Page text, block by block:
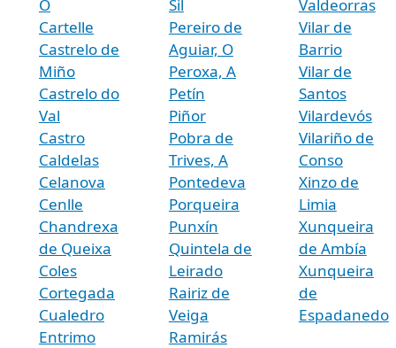
O
Cartelle
Castrelo de
Miño
Castrelo do
Val
Castro
Caldelas
Celanova
Cenlle
Chandrexa
de Queixa
Coles
Cortegada
Cualedro
Entrimo
Sil
Pereiro de
Aguiar, O
Peroxa, A
Petín
Piñor
Pobra de
Trives, A
Pontedeva
Porqueira
Punxín
Quintela de
Leirado
Rairiz de
Veiga
Ramirás
Valdeorras
Vilar de
Barrio
Vilar de
Santos
Vilardevós
Vilariño de
Conso
Xinzo de
Limia
Xunqueira
de Ambía
Xunqueira
de
Espadanedo